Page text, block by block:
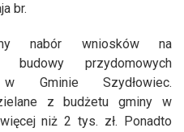
br.
nabór wniosków na
budowy przydomowych
Gminie Szydłowiec.
z budżetu gminy w
niż 2 tys. zł. Ponadto